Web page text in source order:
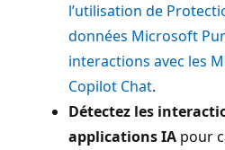
l’utilisation de
données Microsoft
interactions avec les
Copilot Chat.
Détectez les
applications IA pour